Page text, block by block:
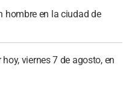
hombre en la ciudad de
viernes 7 de agosto, en